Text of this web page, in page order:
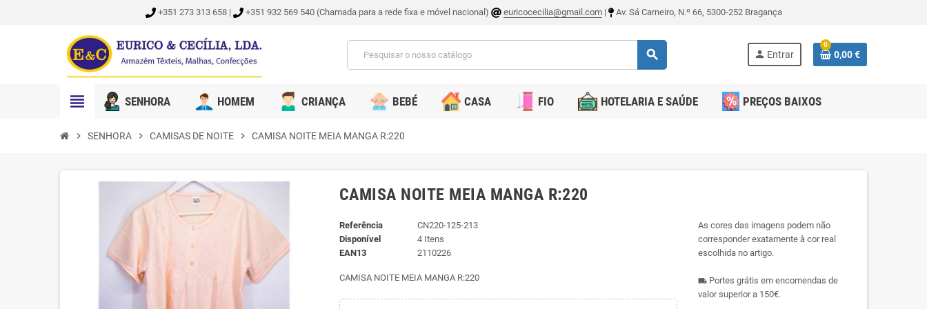
+351 273 313 658 | +351 932 569 540 (Chamada para a rede fixa e móvel nacional) euricocecilia@gmail.com| Av. Sá Carneiro, N.º 66, 5300-252 Bragança
search person Entrar
0
0,00 €
view_headline SENHORA HOMEM CRIANÇA BEBÉ CASA FIO HOTELARIA E SAÚDE PREÇOS BAIXOS
chevron_right SENHORA chevron_right CAMISAS DE NOITE chevron_right CAMISA NOITE MEIA MANGA R:220
CAMISA NOITE MEIA MANGA R:220
Referência
CN220-125-213
Disponível
4 Itens
EAN13
2110226
CAMISA NOITE MEIA MANGA R:220
As cores das imagens podem não
corresponder exatamente à cor real
escolhida no artigo.
local_shippingPortes grátis em encomendas de
valor superior a 150€.